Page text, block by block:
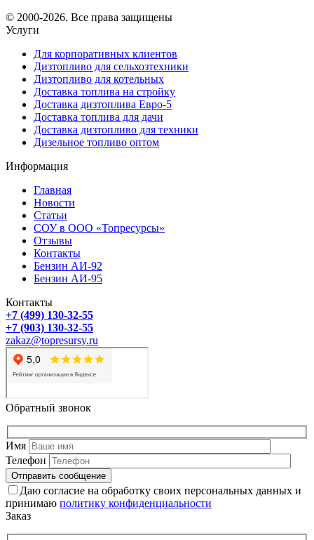
© 2000-2026. Все права защищены
Услуги
Для корпоративных клиентов
Дизтопливо для сельхозтехники
Дизтопливо для котельных
Доставка топлива на стройку
Доставка дизтоплива Евро-5
Доставка топлива для дачи
Доставка дизтопливо для техники
Дизельное топливо оптом
Информация
Главная
Новости
Статьи
СОУ в ООО «Топресурсы»
Отзывы
Контакты
Бензин АИ-92
Бензин АИ-95
Контакты
+7 (499) 130-32-55
+7 (903) 130-32-55
zakaz@topresursy.ru
Обратный звонок
Имя
Телефон
Даю согласие на обработку своих персональных данных и
принимаю политику конфиденциальности
Заказ